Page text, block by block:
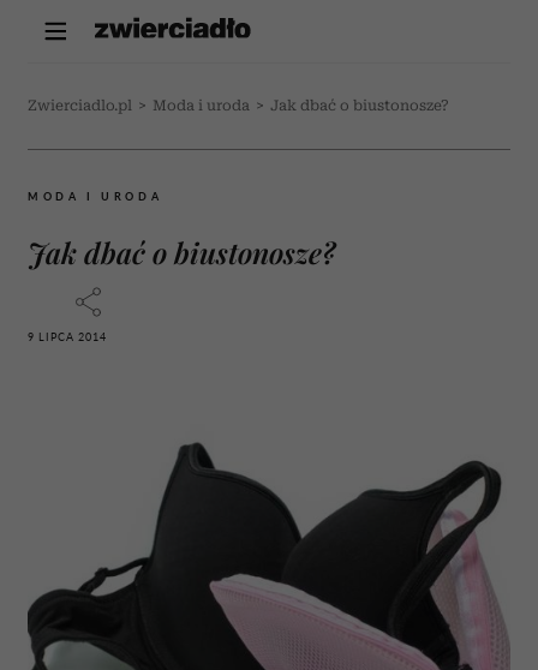
Zwierciadlo.pl > Moda i uroda > Jak dbać o biustonosze?
MODA I URODA
Jak dbać o biustonosze?
9 LIPCA 2014